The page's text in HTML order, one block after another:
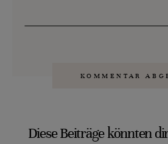
Diese Beiträge könnten